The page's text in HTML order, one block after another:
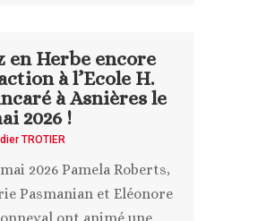
en Herbe encore
à l’Ecole H.
à Asnières le
2026 !
TROTIER
2026 Pamela Roberts,
Pasmanian et Eléonore